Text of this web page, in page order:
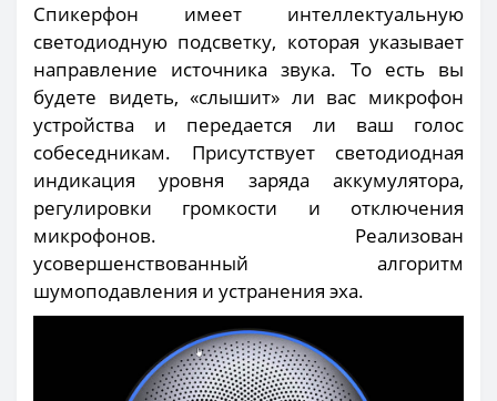
Спикерфон имеет интеллектуальную
светодиодную подсветку, которая указывает
направление источника звука. То есть вы
будете видеть, «слышит» ли вас микрофон
устройства и передается ли ваш голос
собеседникам. Присутствует светодиодная
индикация уровня заряда аккумулятора,
регулировки громкости и отключения
микрофонов. Реализован
усовершенствованный алгоритм
шумоподавления и устранения эха.